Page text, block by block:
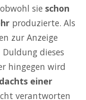
sieschon
produzierte. Als
zur Anzeige
dieses
hingegen wird
einer
verantworten